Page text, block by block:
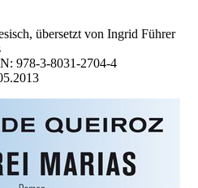
übersetzt von Ingrid Führer
978-3-8031-2704-4